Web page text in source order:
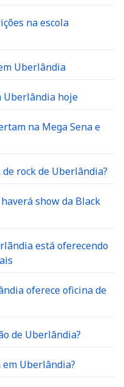
na escola
Uberlândia
Uberlândia hoje
na Mega Sena e
rock de Uberlândia?
show da Black
está oferecendo
oferece oficina de
de Uberlândia?
Uberlândia?